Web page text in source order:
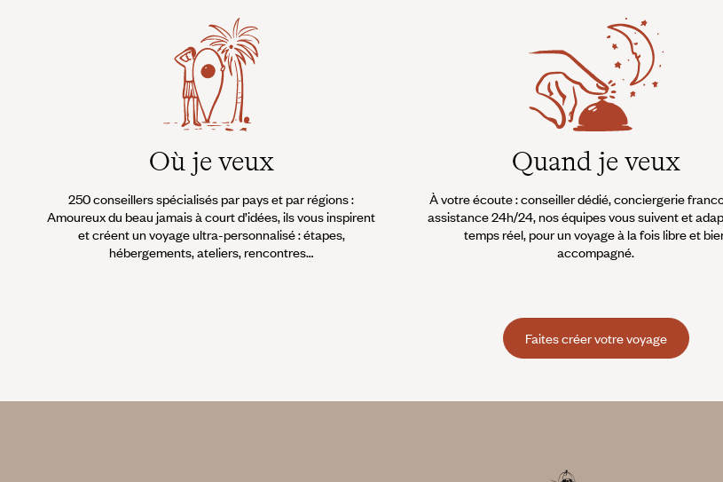
Où je veux
250 conseillers spécialisés par pays et par régions :
Amoureux du beau jamais à court d’idées, ils vous inspirent
et créent un voyage ultra-personnalisé : étapes,
hébergements, ateliers, rencontres…
Quand je veux
À votre écoute : conseiller dédié, conciergerie
assistance 24h/24, nos équipes vous suivent et
temps réel, pour un voyage à la fois libre et
accompagné.
Faites créer votre voyage